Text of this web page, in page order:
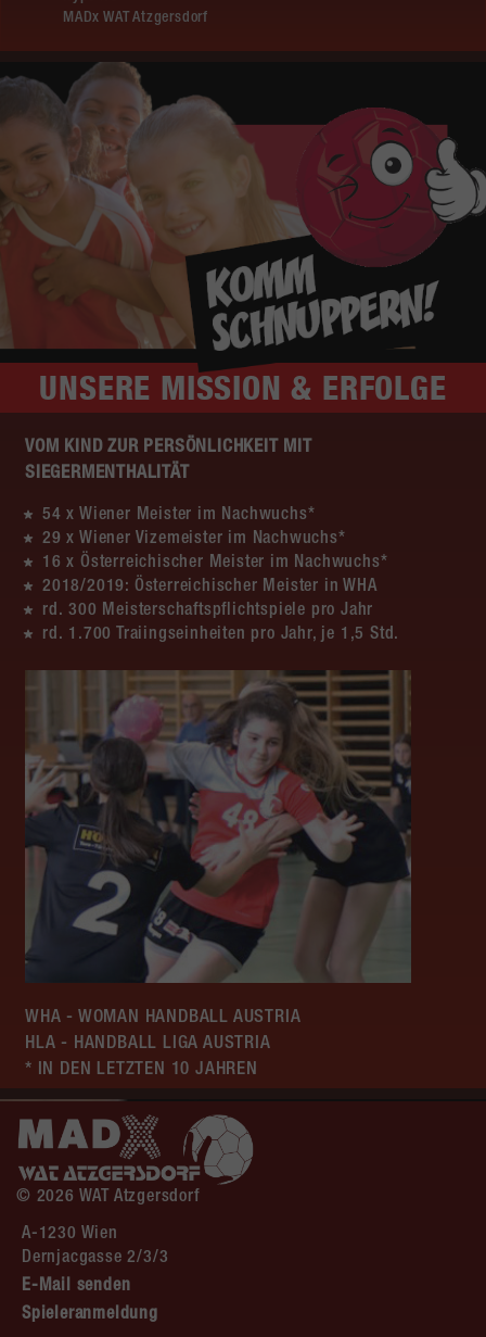
MADx WAT Atzgersdorf
UNSERE MISSION & ERFOLGE
VOM KIND ZUR PERSÖNLICHKEIT MIT
SIEGERMENTHALITÄT
54 x Wiener Meister im Nachwuchs*
29 x Wiener Vizemeister im Nachwuchs*
16 x Österreichischer Meister im Nachwuchs*
2018/2019: Österreichischer Meister in WHA
rd. 300 Meisterschaftspflichtspiele pro Jahr
rd. 1.700 Traiingseinheiten pro Jahr, je 1,5 Std.
WHA - WOMAN HANDBALL AUSTRIA
HLA - HANDBALL LIGA AUSTRIA
* IN DEN LETZTEN 10 JAHREN
© 2026 WAT Atzgersdorf
A-1230 Wien
Dernjacgasse 2/3/3
E-Mail senden
Spieleranmeldung